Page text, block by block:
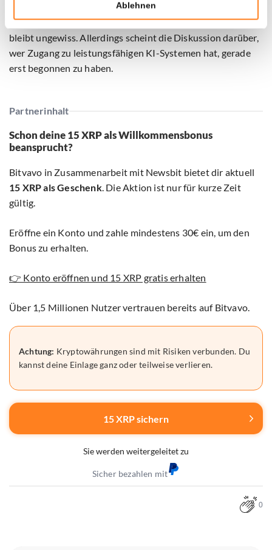
Ablehnen
Ob dezentrale KI-Netzwerke letztlich mit Unternehmen
wie Anthropic, OpenAI und Google konkurrieren können,
bleibt ungewiss. Allerdings scheint die Diskussion darüber,
wer Zugang zu leistungsfähigen KI-Systemen hat, gerade
erst begonnen zu haben.
Partnerinhalt
Schon deine 15 XRP als Willkommensbonus
beansprucht?
Bitvavo in Zusammenarbeit mit Newsbit bietet dir aktuell
15 XRP als Geschenk. Die Aktion ist nur für kurze Zeit
gültig.
Eröffne ein Konto und zahle mindestens 30€ ein, um den
Bonus zu erhalten.
👉 Konto eröffnen und 15 XRP gratis erhalten
Über 1,5 Millionen Nutzer vertrauen bereits auf Bitvavo.
Achtung: Kryptowährungen sind mit Risiken verbunden. Du
kannst deine Einlage ganz oder teilweise verlieren.
15 XRP sichern
Sie werden weitergeleitet zu
Sicher bezahlen mit
0